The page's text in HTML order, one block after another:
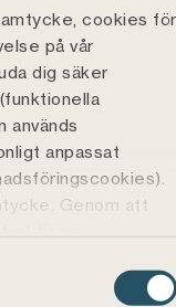
cookies för
på vår
dig säker
används
anpassat
Genom att
återkalla
– Martin
Kullgren
Lewerentz (M),
(L) – var
men har
"frihet
eller